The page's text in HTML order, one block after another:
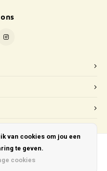
byLightspeed
van cookies om jou een
te geven.
cookies